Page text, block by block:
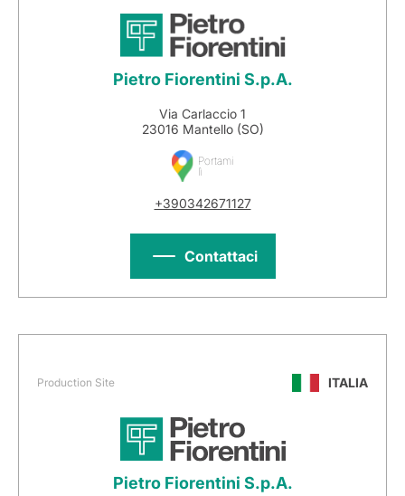
Pietro Fiorentini S.p.A.
Via Carlaccio 1
23016 Mantello (SO)
Portami
lì
+390342671127
Contattaci
Production Site ITALIA
Pietro Fiorentini S.p.A.